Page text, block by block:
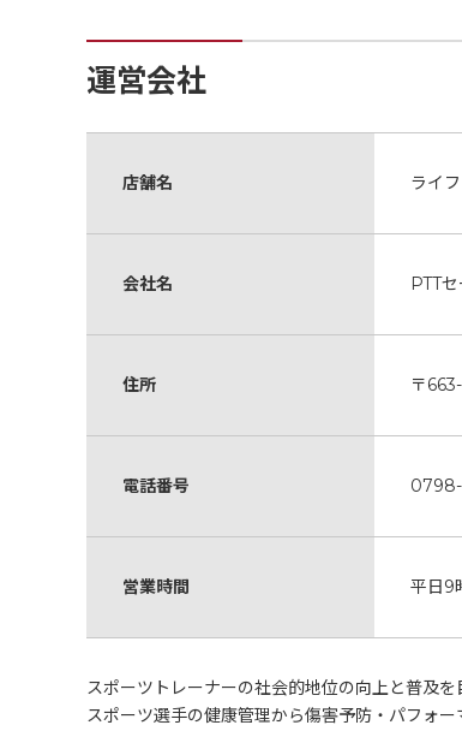
運営会社
店舗名 ライ
会社名 PTT
住所 〒
電話番号 0798-
営業時間 平日9
スポーツトレーナーの社会的地位の向上と普及を
スポーツ選手の健康管理から傷害予防・パフォ